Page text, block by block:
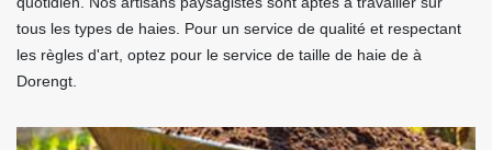
tous les types de haies. Pour un service de qualité et respectant
les règles d'art, optez pour le service de taille de haie de à
Dorengt.